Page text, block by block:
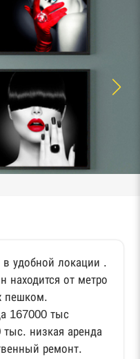
удобной локации .
находится от метро
пешком.
167000 тыс
низкая аренда
ремонт.